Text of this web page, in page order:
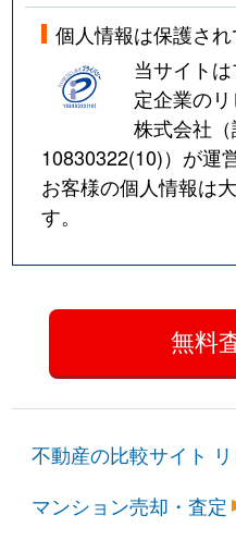
個人情報は保護さ
当サイト
定企業の
株式会社（
10830322(10)）が運
お客様の個人情報は
す。
不動産の比較サイト
マンション売却・査定